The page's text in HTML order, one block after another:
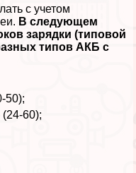
с учетом
В следующем
зарядки (типовой
типов АКБ с
50);
60);